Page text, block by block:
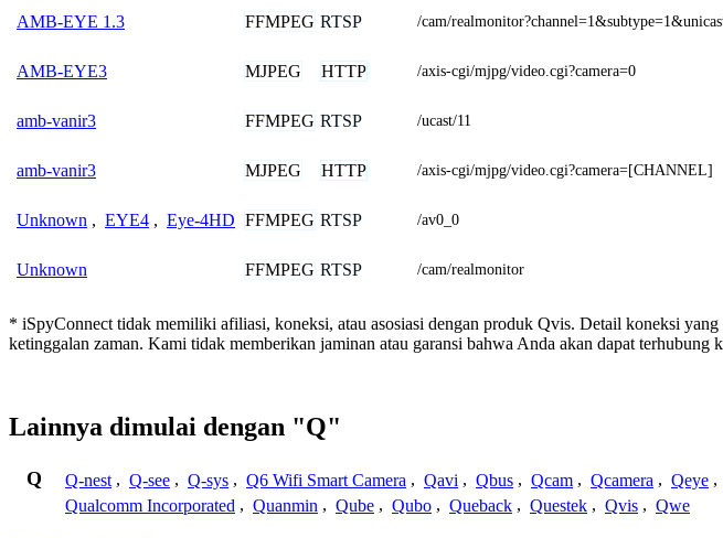
AMB-EYE 1.3 FFMPEG RTSP /cam/
AMB-EYE3 MJPEG HTTP /axis-cgi/mjpg/video.cgi?camera=0
amb-vanir3 FFMPEG RTSP /ucast/11
amb-vanir3 MJPEG HTTP /axis-cgi/mjpg/video.cgi?camera=[CHANNEL]
Unknown , EYE4 , Eye-4HD FFMPEG RTSP /av0_0
Unknown FFMPEG RTSP /cam/realmonitor
* iSpyConnect tidak memiliki afiliasi, koneksi, atau asosiasi dengan produk Qvis. Detail koneksi
ketinggalan zaman. Kami tidak memberikan jaminan atau garansi bahwa Anda akan dapat terhubung
Lainnya dimulai dengan "Q"
Q Q-nest , Q-see , Q-sys , Q6 Wifi Smart Camera , Qavi , Qbus , Qcam , Qcamera , Qeye ,
Qualcomm Incorporated , Quanmin , Qube , Qubo , Queback , Questek , Qvis , Qwe